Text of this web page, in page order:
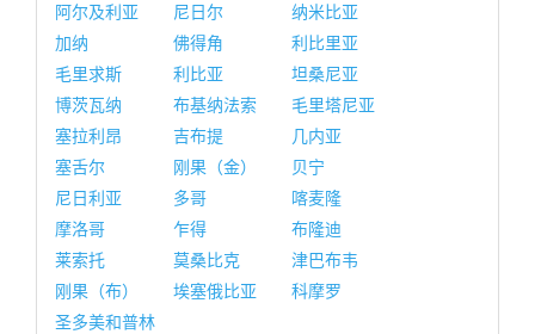
阿尔及利亚
尼日尔
纳米比亚
加纳
佛得角
利比里亚
毛里求斯
利比亚
坦桑尼亚
博茨瓦纳
布基纳法索
毛里塔尼亚
塞拉利昂
吉布提
几内亚
塞舌尔
刚果（金）
贝宁
尼日利亚
多哥
喀麦隆
摩洛哥
乍得
布隆迪
莱索托
莫桑比克
津巴布韦
刚果（布）
埃塞俄比亚
科摩罗
圣多美和普林